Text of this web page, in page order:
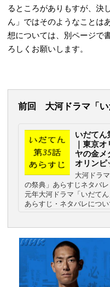
るところがありもすが、決
ん」ではそのようなことは
想については、別ページで
ろしくお願いします。
前回 大河ドラマ「い
いだてん
｜東京
ヤの金メ
オリンピ
大河ドラ
の祭典」あらすじネタバ
元年大河ドラマ「いだて
あらすじ・ネタバレにつ